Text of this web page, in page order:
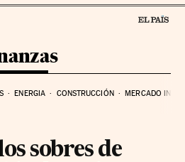
ENERGIA CONSTRUCCIÓN MERCADO
sobres de